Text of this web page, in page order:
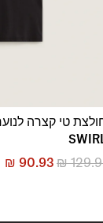
₪
₪ 90.93